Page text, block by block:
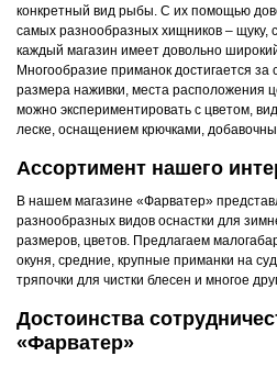
конкретный вид рыбы. С их помощью
самых разнообразных хищников – щуку,
каждый магазин имеет довольно
Многообразие приманок достигается
размера наживки, места расположения
можно экспериментировать с цветом,
леске, оснащением крючками,
Ассортимент нашего
В нашем магазине «Фарватер»
разнообразных видов оснастки для
размеров, цветов. Предлагаем
окуня, средние, крупные приманки на
тряпочки для чистки блесен и многое
Достоинства
«Фарватер»